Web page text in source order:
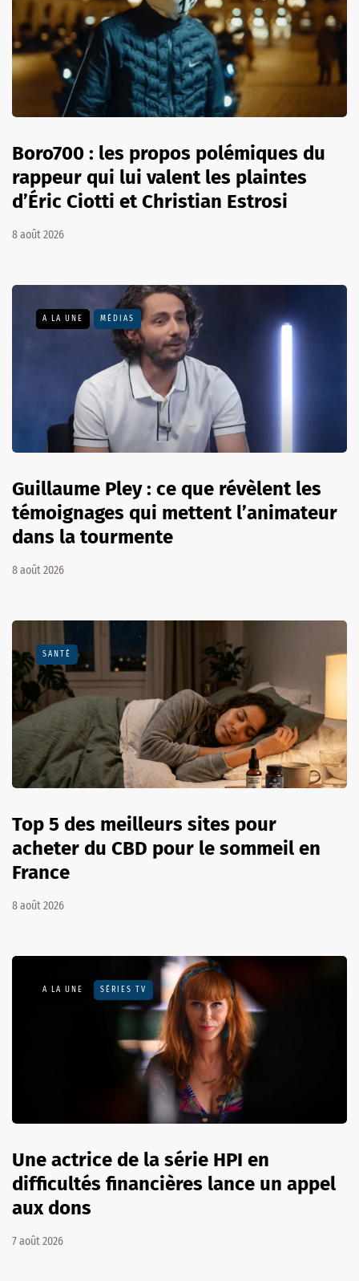
Boro700 : les propos polémiques du
rappeur qui lui valent les plaintes
d’Éric Ciotti et Christian Estrosi
8 août 2026
A LA UNE MÉDIAS
Guillaume Pley : ce que révèlent les
témoignages qui mettent l’animateur
dans la tourmente
8 août 2026
SANTÉ
Top 5 des meilleurs sites pour
acheter du CBD pour le sommeil en
France
8 août 2026
A LA UNE SÉRIES TV
Une actrice de la série HPI en
difficultés financières lance un appel
aux dons
7 août 2026